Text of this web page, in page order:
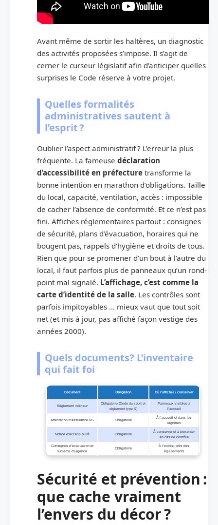
Avant même de sortir les haltères, un diagnostic
des activités proposées s’impose. Il s’agit de
cerner le curseur législatif afin d’anticiper quelles
surprises le Code réserve à votre projet.
Quelles formalités
administratives sautent à
l’esprit ?
Oublier l’aspect administratif ? L’erreur la plus
fréquente. La fameuse déclaration
d’accessibilité en préfecture transforme la
bonne intention en marathon d’obligations. Taille
du local, capacité, ventilation, accès : impossible
de cacher l’absence de conformité. Et ce n’est pas
fini. Affiches réglementaires partout : consignes
de sécurité, plans d’évacuation, horaires qui ne
bougent pas, rappels d’hygiène et droits de tous.
Rien que pour se promener d’un bout à l’autre du
local, il faut parfois plus de panneaux qu’un rond-
point mal signalé. L’affichage, c’est comme la
carte d’identité de la salle. Les contrôles sont
parfois impitoyables … mieux vaut que tout soit
net (et mis à jour, pas affiché façon vestige des
années 2000).
Quels documents? L’inventaire
qui fait foi
Document Obligation Où l’afficher / conserver
Règlement intérieur
Obligatoire (Code du sport et
règlement type X)
Panneaux visibles à
l’accueil
Attestation d’assurance RC Obligatoire
À l’accueil et dans les
registres
Notice d’accessibilité Obligatoire
À conserver et à présenter
en cas de contrôle
Consignes d’évacuation et
numéros d’urgence
Obligatoire
À l’entrée, près des
équipements
Sécurité et prévention :
que cache vraiment
l’envers du décor ?